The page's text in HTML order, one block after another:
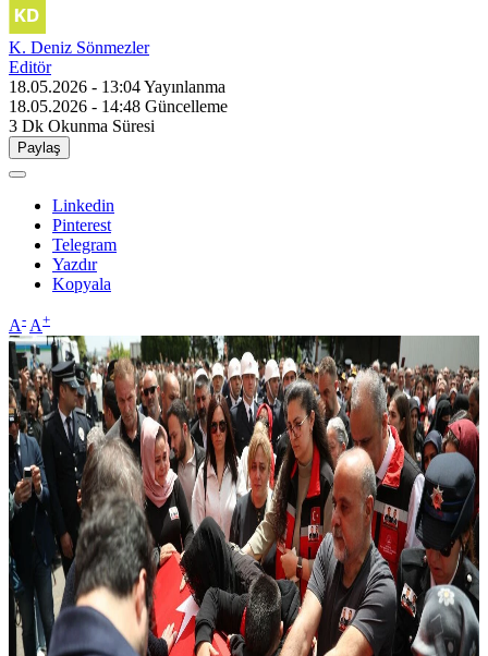
K. Deniz Sönmezler
Editör
18.05.2026 - 13:04Yayınlanma
18.05.2026 - 14:48 Güncelleme
3 Dk Okunma Süresi
Paylaş
Linkedin
Pinterest
Telegram
Yazdır
Kopyala
A- A+